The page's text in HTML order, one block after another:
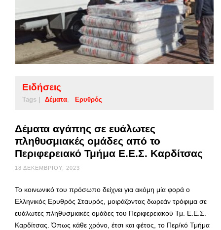
Ειδήσεις
Tags | Δέματα Ερυθρός
Δέματα αγάπης σε ευάλωτες
πληθυσμιακές ομάδες από το
Περιφερειακό Τμήμα Ε.Ε.Σ. Καρδίτσας
18 ΔΕΚΕΜΒΡΊΟΥ, 2023
Το κοινωνικό του πρόσωπο δείχνει για ακόμη μία φορά ο
Ελληνικός Ερυθρός Σταυρός, μοιράζοντας δωρεάν τρόφιμα σε
ευάλωτες πληθυσμιακές ομάδες του Περιφερειακού Τμ. Ε.Ε.Σ.
Καρδίτσας. Όπως κάθε χρόνο, έτσι και φέτος, το Περ/κό Τμήμα